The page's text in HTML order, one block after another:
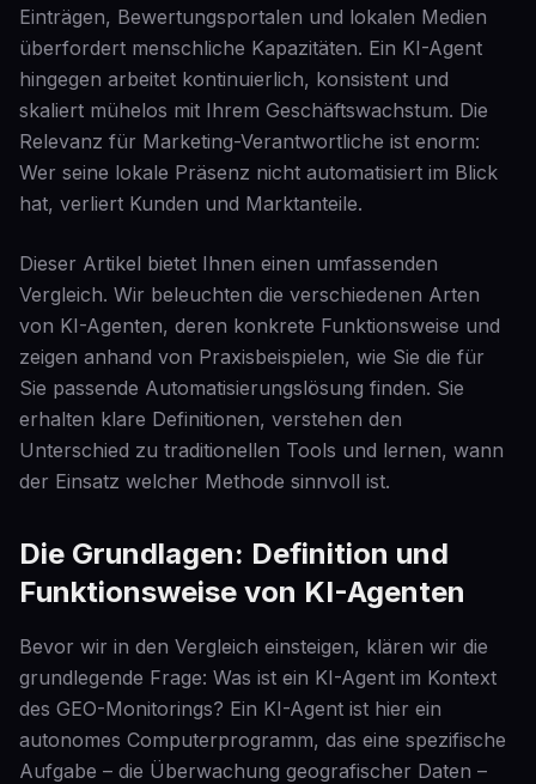
Einträgen, Bewertungsportalen und lokalen Medien
überfordert menschliche Kapazitäten. Ein KI-Agent
hingegen arbeitet kontinuierlich, konsistent und
skaliert mühelos mit Ihrem Geschäftswachstum. Die
Relevanz für Marketing-Verantwortliche ist enorm:
Wer seine lokale Präsenz nicht automatisiert im Blick
hat, verliert Kunden und Marktanteile.
Dieser Artikel bietet Ihnen einen umfassenden
Vergleich. Wir beleuchten die verschiedenen Arten
von KI-Agenten, deren konkrete Funktionsweise und
zeigen anhand von Praxisbeispielen, wie Sie die für
Sie passende Automatisierungslösung finden. Sie
erhalten klare Definitionen, verstehen den
Unterschied zu traditionellen Tools und lernen, wann
der Einsatz welcher Methode sinnvoll ist.
Die Grundlagen: Definition und
Funktionsweise von KI-Agenten
Bevor wir in den Vergleich einsteigen, klären wir die
grundlegende Frage: Was ist ein KI-Agent im Kontext
des GEO-Monitorings? Ein KI-Agent ist hier ein
autonomes Computerprogramm, das eine spezifische
Aufgabe – die Überwachung geografischer Daten –